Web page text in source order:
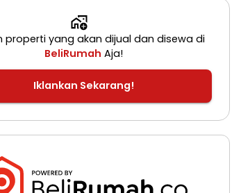
properti yang akan dijual dan disewa di
BeliRumah Aja!
Iklankan Sekarang!